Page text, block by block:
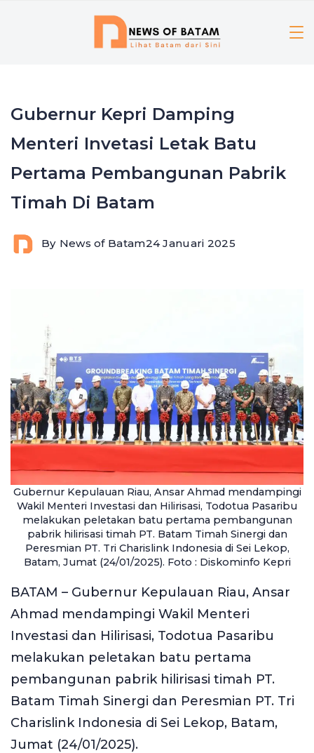
Gubernur Kepri Damping
Menteri Invetasi Letak Batu
Pertama Pembangunan Pabrik
Timah Di Batam
By News of Batam24 Januari 2025
Gubernur Kepulauan Riau, Ansar Ahmad mendampingi
Wakil Menteri Investasi dan Hilirisasi, Todotua Pasaribu
melakukan peletakan batu pertama pembangunan
pabrik hilirisasi timah PT. Batam Timah Sinergi dan
Peresmian PT. Tri Charislink Indonesia di Sei Lekop,
Batam, Jumat (24/01/2025). Foto : Diskominfo Kepri
BATAM – Gubernur Kepulauan Riau, Ansar
Ahmad mendampingi Wakil Menteri
Investasi dan Hilirisasi, Todotua Pasaribu
melakukan peletakan batu pertama
pembangunan pabrik hilirisasi timah PT.
Batam Timah Sinergi dan Peresmian PT. Tri
Charislink Indonesia di Sei Lekop, Batam,
Jumat (24/01/2025).